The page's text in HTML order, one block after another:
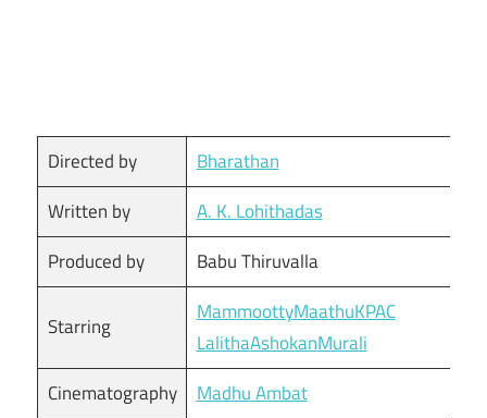
Directed by
Bharathan
Written by
A. K. Lohithadas
Produced by
Babu Thiruvalla
Starring
MammoottyMaathuKPAC
LalithaAshokanMurali
Cinematography
Madhu Ambat